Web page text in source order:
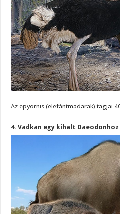
Az epyornis (elefántmadarak) tagjai
4. Vadkan egy kihalt